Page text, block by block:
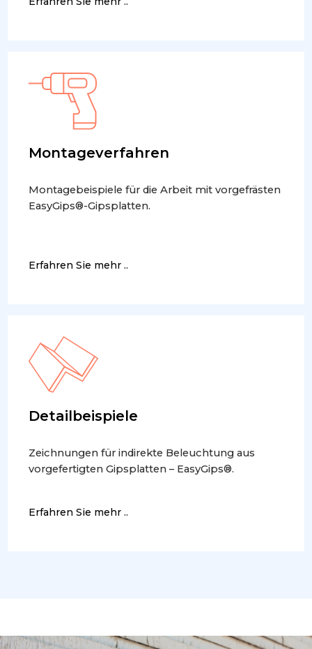
Montageverfahren
Montagebeispiele für die Arbeit mit vorgefrästen
EasyGips®-Gipsplatten.
Erfahren Sie mehr ..
Detailbeispiele
Zeichnungen für indirekte Beleuchtung aus
vorgefertigten Gipsplatten – EasyGips®.
Erfahren Sie mehr ..